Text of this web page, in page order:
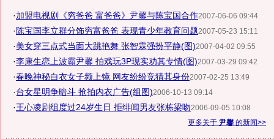
·加盟电视剧《穷爸爸 富爸爸》尹馨与陈宝国合作2007-06-06 09:44
· 陈宝国李立群分饰穷富爸爸 表现青少年教育问题2007-05-23 15:11
·美女穿三点式当面大跳艳舞 张智霖强扮平静(图)2007-04-02 09:55
·李康生恋上波霸尹馨 拍戏玩3P现实劝其专情(图)2007-03-29 09:42
·春晚神秘白衣女子频上镜 网友纷纷竞猜其身份2007-02-25 13:49
·台女星明争暗斗 抢拍内衣广告(组图)2006-10-13 09:14
·王心凌剧组度过24岁生日 拒绯闻男友张栋梁吻2006-09-05 10:08
更多关于 尹馨 的新闻>>